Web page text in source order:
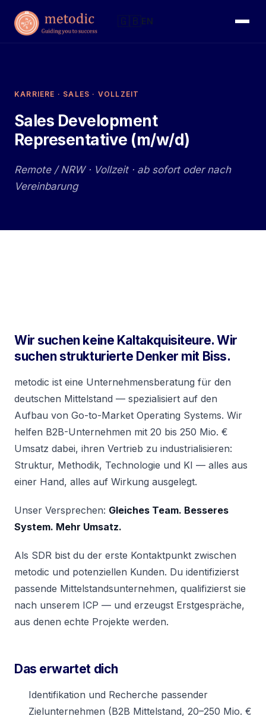
🇬🇧EN
KARRIERE · SALES · VOLLZEIT
Sales Development
Representative (m/w/d)
Remote / NRW · Vollzeit · ab sofort oder nach
Vereinbarung
Wir suchen keine Kaltakquisiteure. Wir
suchen strukturierte Denker mit Biss.
metodic ist eine Unternehmensberatung für den
deutschen Mittelstand — spezialisiert auf den
Aufbau von Go-to-Market Operating Systems. Wir
helfen B2B-Unternehmen mit 20 bis 250 Mio. €
Umsatz dabei, ihren Vertrieb zu industrialisieren:
Struktur, Methodik, Technologie und KI — alles aus
einer Hand, alles auf Wirkung ausgelegt.
Unser Versprechen: Gleiches Team. Besseres
System. Mehr Umsatz.
Als SDR bist du der erste Kontaktpunkt zwischen
metodic und potenziellen Kunden. Du identifizierst
passende Mittelstandsunternehmen, qualifizierst sie
nach unserem ICP — und erzeugst Erstgespräche,
aus denen echte Projekte werden.
Das erwartet dich
Identifikation und Recherche passender
Zielunternehmen (B2B Mittelstand, 20–250 Mio. €